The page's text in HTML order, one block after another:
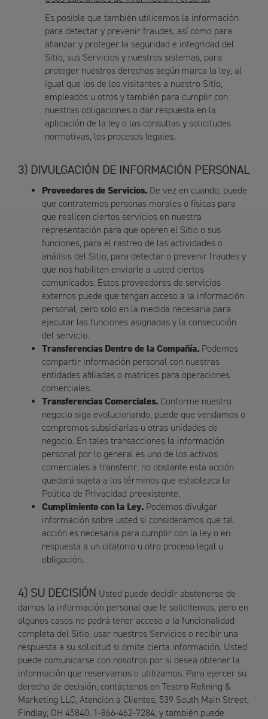
Es posible que también utilicemos la información
para detectar y prevenir fraudes, así como para
afianzar y proteger la seguridad e integridad del
Sitio, sus Servicios y nuestros sistemas, para
proteger nuestros derechos según marca la ley, al
igual que los de los visitantes a nuestro Sitio,
empleados u otros y también para cumplir con
nuestras obligaciones o dar respuesta en la
aplicación de la ley o las consultas y solicitudes
normativas, los procesos legales.
DIVULGACIÓN DE INFORMACIÓN PERSONAL
Proveedores de Servicios.De vez en cuando, puede
que contratemos personas morales o físicas para
que realicen ciertos servicios en nuestra
representación para que operen el Sitio o sus
funciones, para el rastreo de las actividades o
análisis del Sitio, para detectar o prevenir fraudes y
que nos habiliten enviarle a usted ciertos
comunicados. Estos proveedores de servicios
externos puede que tengan acceso a la información
personal, pero solo en la medida necesaria para
ejecutar las funciones asignadas y la consecución
del servicio.
Transferencias Dentro de la Compañía.Podemos
compartir información personal con nuestras
entidades afiliadas o matrices para operaciones
comerciales.
Transferencias Comerciales.Conforme nuestro
negocio siga evolucionando, puede que vendamos o
compremos subsidiarias u otras unidades de
negocio. En tales transacciones la información
personal por lo general es uno de los activos
comerciales a transferir, no obstante esta acción
quedará sujeta a los términos que establezca la
Política de Privacidad preexistente.
Cumplimiento con la Ley.Podemos divulgar
información sobre usted si consideramos que tal
acción es necesaria para cumplir con la ley o en
respuesta a un citatorio u otro proceso legal u
obligación.
SU DECISIÓN Usted puede decidir abstenerse de
darnos la información personal que le solicitemos, pero en
algunos casos no podrá tener acceso a la funcionalidad
completa del Sitio, usar nuestros Servicios o recibir una
respuesta a su solicitud si omite cierta información. Usted
puede comunicarse con nosotros por si desea obtener la
información que reservamos o utilizamos. Para ejercer su
derecho de decisión, contáctenos en Tesoro Refining &
Marketing LLC, Atención a Clientes, 539 South Main Street,
Findlay, OH 45840, 1-866-462-7284, y también puede